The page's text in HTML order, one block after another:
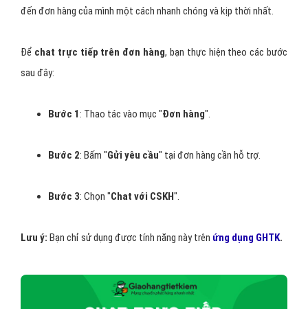
đến đơn hàng của mình một cách nhanh chóng và kịp thời nhất.
Để chat trực tiếp trên đơn hàng, bạn thực hiện theo các bước
sau đây:
Bước 1: Thao tác vào mục "Đơn hàng".
Bước 2: Bấm "Gửi yêu cầu" tại đơn hàng cần hỗ trợ.
Bước 3: Chọn "Chat với CSKH".
Lưu ý: Bạn chỉ sử dụng được tính năng này trên ứng dụng GHTK.